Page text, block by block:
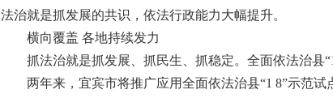
法治就是抓发展的共识，依法行政能力大幅提升。
横向覆盖 各地持续发力
抓法治就是抓发展、抓民生、抓稳定。全面依法治县
两年来，宜宾市将推广应用全面依法治县“1 8”示范试